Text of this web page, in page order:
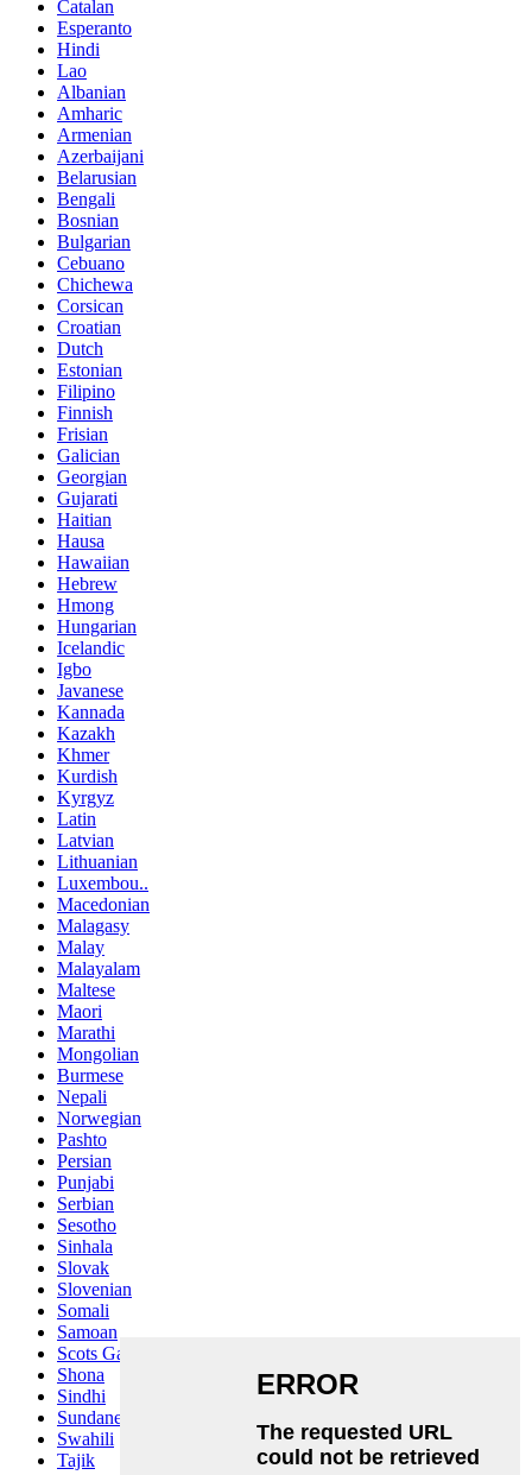
Catalan
Esperanto
Hindi
Lao
Albanian
Amharic
Armenian
Azerbaijani
Belarusian
Bengali
Bosnian
Bulgarian
Cebuano
Chichewa
Corsican
Croatian
Dutch
Estonian
Filipino
Finnish
Frisian
Galician
Georgian
Gujarati
Haitian
Hausa
Hawaiian
Hebrew
Hmong
Hungarian
Icelandic
Igbo
Javanese
Kannada
Kazakh
Khmer
Kurdish
Kyrgyz
Latin
Latvian
Lithuanian
Luxembou..
Macedonian
Malagasy
Malay
Malayalam
Maltese
Maori
Marathi
Mongolian
Burmese
Nepali
Norwegian
Pashto
Persian
Punjabi
Serbian
Sesotho
Sinhala
Slovak
Slovenian
Somali
Samoan
Scots Gaelic
Shona
Sindhi
Sundanese
Swahili
Tajik